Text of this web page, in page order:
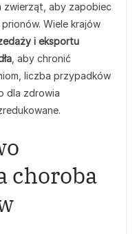
zwierząt, aby zapobiec
Wiele krajów
i eksportu
, aby chronić
liczba przypadków
dla zdrowia
choroba